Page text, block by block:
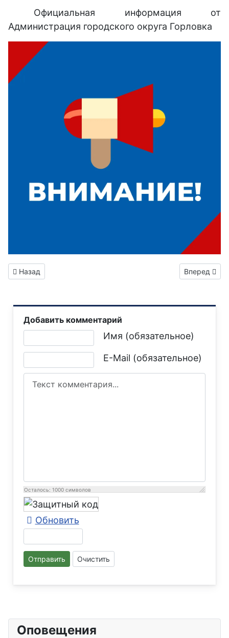
Официальная информация от
Администрация городского округа Горловка
Предыдущий: Администрация городского округа
Назад Следующий:
Вперед
Добавить комментарий
Имя (обязательное)
E-Mail (обязательное)
Текст комментария
Осталось: 1000 символов
Обновить
Отправить Очистить
Оповещения